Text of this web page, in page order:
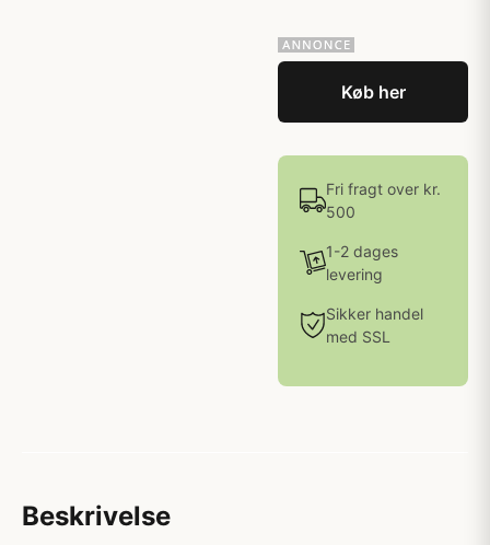
Køb her
Fri fragt over kr.
500
1-2 dages
levering
Sikker handel
med SSL
Beskrivelse